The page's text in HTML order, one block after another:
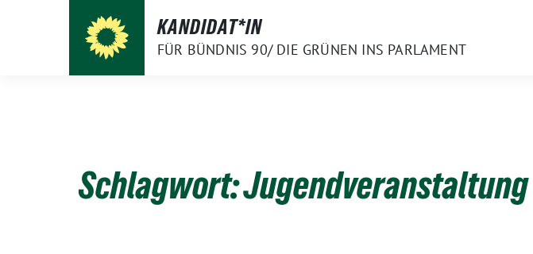
KANDIDAT*IN
FÜR BÜNDNIS 90/ DIE GRÜNEN INS PARLAMENT
Schlagwort:Jugendveranstaltung